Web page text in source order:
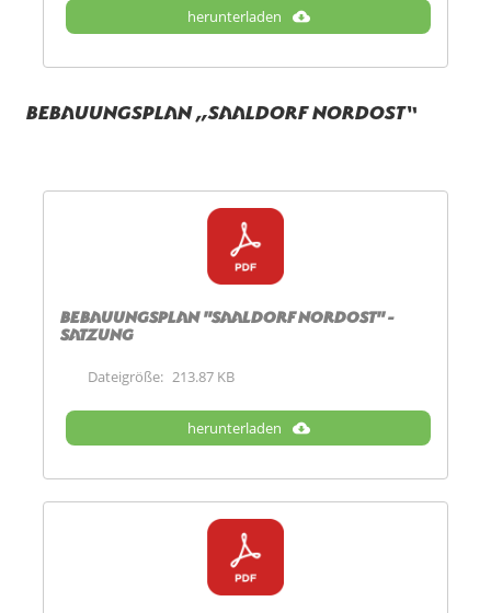
herunterladen
Bebauungsplan „Saaldorf Nordost“
Bebauungsplan "Saaldorf Nordost" -
Satzung
Dateigröße: 213.87 KB
herunterladen